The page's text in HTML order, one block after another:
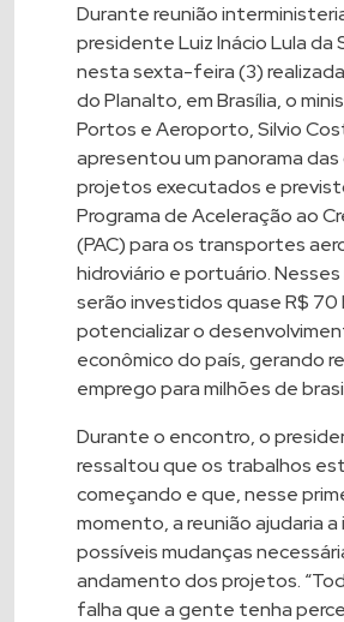
Durante reunião
presidente Luiz Inácio Lula da
nesta sexta-feira (3)
do Planalto, em Brasília, o
Portos e Aeroporto, Silvio
apresentou um panorama das
projetos executados e
Programa de Aceleração ao
(PAC) para os transportes
hidroviário e portuário. Nesses
serão investidos quase R$ 70
potencializar o
econômico do país, gerando
emprego para milhões de
Durante o encontro, o
ressaltou que os trabalhos
começando e que, nesse
momento, a reunião ajudaria
possíveis mudanças
andamento dos projetos.
falha que a gente tenha